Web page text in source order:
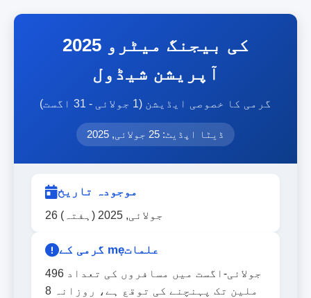
2025 کی بیجنگ میٹرو
آپریشن شیڈول
گرمی کا خصوصی ایڈیشن (1 جولائی - 31 اگست)
ڈیٹا اپڈیٹ: 25 جولائی, 2025
موجودہ تاریخ
26 جولائی, 2025 (ہفتہ)
گرمی کے mẹعلمات
جولائی-اگست میں مسافروں کی تعداد 496
ملین تک پہنچنے کی توقع ہے، روزانہ 8